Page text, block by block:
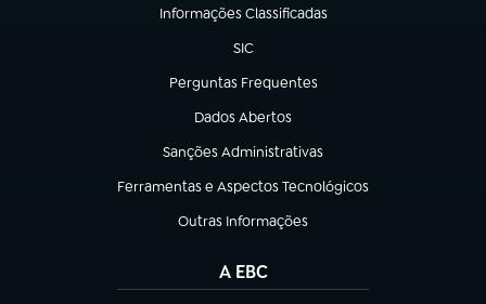
Informações Classificadas
(abre em nova aba)
SIC
(abre em nova aba)
Perguntas Frequentes
(abre em nova aba)
Dados Abertos
(abre em nova aba)
Sanções Administrativas
(abre em nova aba)
Ferramentas e Aspectos Tecnológicos
(abre em nova aba)
Outras Informações
(abre em nova aba)
A EBC